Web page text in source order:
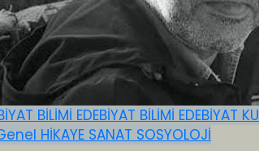
BİLİMİ EDEBİYAT BİLİMİ EDEBİYAT
HİKAYE SANAT SOSYOLOJİ